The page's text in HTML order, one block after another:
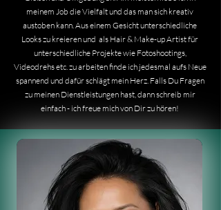
meinem Job die Vielfalt und das man sich kreativ
austoben kann. Aus einem Gesicht unterschiedliche
Looks zu kreieren und als Hair & Make-up Artist für
unterschiedliche Projekte wie Fotoshootings,
Videodrehs etc. zu arbeiten finde ich jedesmal aufs Neue
spannend und dafür schlägt mein Herz. Falls Du Fragen
zu meinen Dienstleistungen hast, dann schreib mir
einfach - ich freue mich von Dir zu hören!